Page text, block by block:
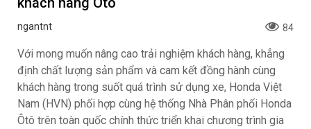
ngantnt 84
Với mong muốn nâng cao trải nghiệm khách hàng, khẳng
định chất lượng sản phẩm và cam kết đồng hành cùng
khách hàng trong suốt quá trình sử dụng xe, Honda Việt
Nam (HVN) phối hợp cùng hệ thống Nhà Phân phối Honda
Ôtô trên toàn quốc chính thức triển khai chương trình gia